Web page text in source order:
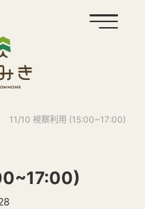
11/10 視察利用 (15:00~17:00)